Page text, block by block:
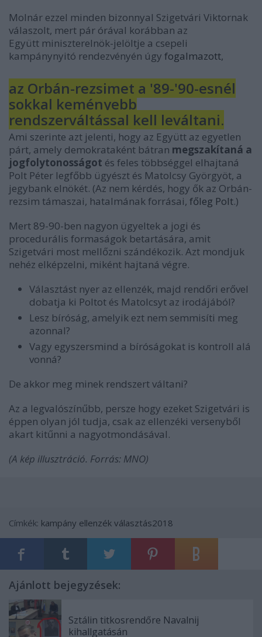
Molnár ezzel minden bizonnyal Szigetvári Viktornak
válaszolt, mert pár órával korábban az
Együtt miniszterelnök-jelöltje a csepeli
kampánynyitó rendezvényén úgy fogalmazott,
az Orbán-rezsimet a '89-'90-esnél
sokkal keményebb
rendszerváltással kell leváltani.
Ami szerinte azt jelenti, hogy az Együtt az egyetlen
párt, amely demokrataként bátran megszakítaná a
jogfolytonosságot és feles többséggel elhajtaná
Polt Péter legfőbb ügyészt és Matolcsy Györgyöt, a
jegybank elnökét. (Az nem kérdés, hogy ők az Orbán-
rezsim támaszai, hatalmának forrásai, főleg Polt.)
Mert 89-90-ben nagyon ügyeltek a jogi és
procedurális formaságok betartására, amit
Szigetvári most mellőzni szándékozik. Azt mondjuk
nehéz elképzelni, miként hajtaná végre.
Választást nyer az ellenzék, majd rendőri erővel
dobatja ki Poltot és Matolcsyt az irodájából?
Lesz bíróság, amelyik ezt nem semmisíti meg
azonnal?
Vagy egyszersmind a bíróságokat is kontroll alá
vonná?
De akkor meg minek rendszert váltani?
Az a legvalószínűbb, persze hogy ezeket Szigetvári is
éppen olyan jól tudja, csak az ellenzéki versenyből
akart kitűnni a nagyotmondásával.
(A kép illusztráció. Forrás: MNO)
Címkék: kampány ellenzék választás2018
Ajánlott bejegyzések:
Sztálin titkosrendőre Navalnij
kihallgatásán